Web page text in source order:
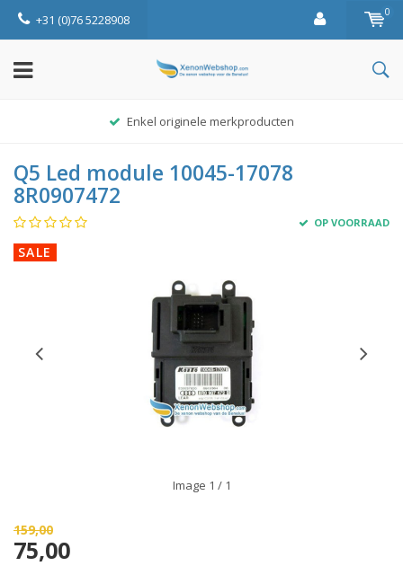
+31 (0)76 5228908 0
Enkel originele merkproducten
Q5 Led module 10045-17078
8R0907472
OP VOORRAAD
SALE
Image 1 / 1
159,00
75,00